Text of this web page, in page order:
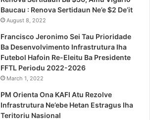
Baucau : Renova Sertidaun Ne’e $2 De’it
August 8, 2022
Francisco Jeronimo Sei Tau Prioridade
Ba Desenvolvimento Infrastrutura Iha
Futebol Hafoin Re-Eleitu Ba Presidente
FFTL Periodu 2022-2026
March 1, 2022
PM Orienta Ona KAFI Atu Rezolve
Infrastrutura Ne’ebe Hetan Estragus Iha
Teritoriu Nasional